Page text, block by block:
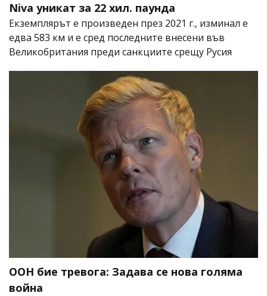
Niva уникат за 22 хил. паунда
Екземплярът е произведен през 2021 г., изминал е
едва 583 км и е сред последните внесени във
Великобритания преди санкциите срещу Русия
ООН бие тревога: Задава се нова голяма
война